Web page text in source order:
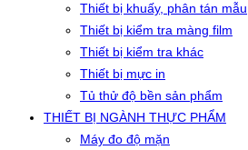
Thiết bị khuấy, phân tán mẫu
Thiết bị kiểm tra màng film
Thiết bị kiểm tra khác
Thiết bị mực in
Tủ thử độ bền sản phẩm
THIẾT BỊ NGÀNH THỰC PHẨM
Máy đo độ mặn